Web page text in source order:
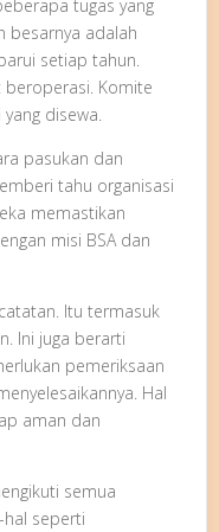
tugas yang
besarnya adalah
setiap tahun.
Komite
disewa.
pasukan dan
tahu organisasi
memastikan
misi BSA dan
Itu termasuk
Ini juga berarti
pemeriksaan
Hal
aman dan
semua
hal seperti